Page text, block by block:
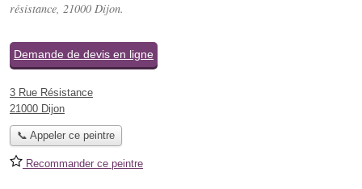
résistance, 21000 Dijon.
Demande de devis en ligne
3 Rue Résistance
21000 Dijon
📞 Appeler ce peintre
Recommander ce peintre